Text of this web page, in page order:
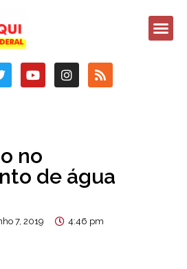
no
de água
7, 2019
4:46 pm